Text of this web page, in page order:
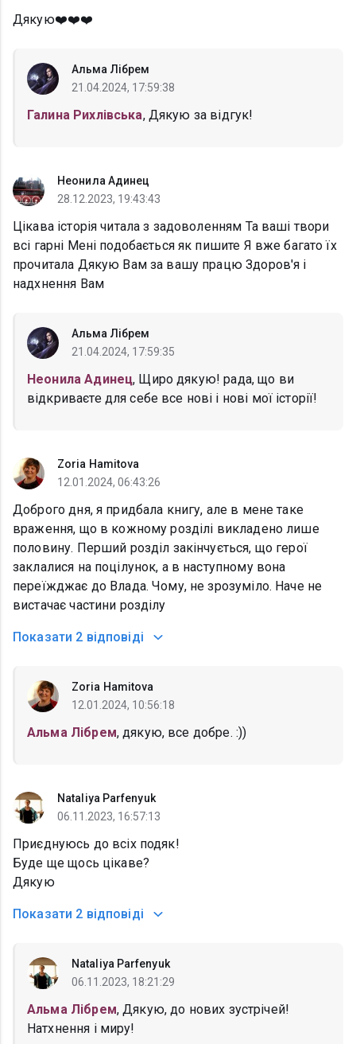
Дякую❤️❤️❤️
Альма Лібрем
21.04.2024, 17:59:38
Галина Рихлівська, Дякую за відгук!
Неонила Адинец
28.12.2023, 19:43:43
Цікава історія читала з задоволенням Та ваші твори
всі гарні Мені подобається як пишите Я вже багато їх
прочитала Дякую Вам за вашу працю Здоров'я і
надхнення Вам
Альма Лібрем
21.04.2024, 17:59:35
Неонила Адинец, Щиро дякую! рада, що ви
відкриваєте для себе все нові і нові мої історії!
Zoria Hamitova
12.01.2024, 06:43:26
Доброго дня, я придбала книгу, але в мене таке
враження, що в кожному розділі викладено лише
половину. Перший розділ закінчується, що герої
заклалися на поцілунок, а в наступному вона
переїжджає до Влада. Чому, не зрозуміло. Наче не
вистачає частини розділу
Показати 2 відповіді
Zoria Hamitova
12.01.2024, 10:56:18
Альма Лібрем, дякую, все добре. :))
Nataliya Parfenyuk
06.11.2023, 16:57:13
Приєднуюсь до всіх подяк!
Буде ще щось цікаве?
Дякую
Показати 2 відповіді
Nataliya Parfenyuk
06.11.2023, 18:21:29
Альма Лібрем, Дякую, до нових зустрічей!
Натхнення і миру!